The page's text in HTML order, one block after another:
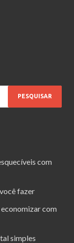
com
fazer
com
simples